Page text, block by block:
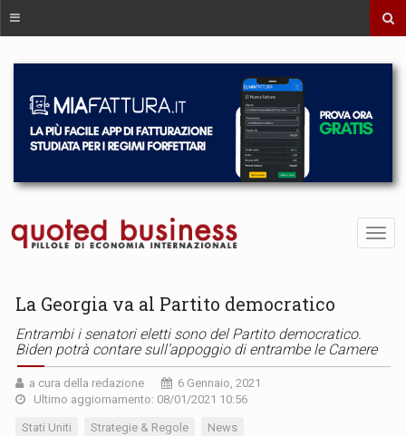
La Georgia va al Partito democratico
Entrambi i senatori eletti sono del Partito democratico.
Biden potrà contare sull’appoggio di entrambe le Camere
a cura della redazione
6 Gennaio, 2021
Ultimo aggiornamento: 08/01/2021 10:56
Stati Uniti Strategie & Regole News